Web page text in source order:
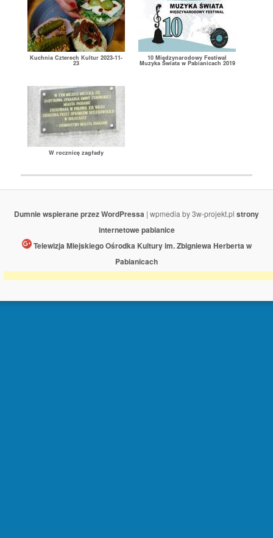
Kuchnia Czterech Kultur 2023-11-
23
10 Międzynarodowy Festiwal
Muzyka Świata w Pabianicach 2019
W rocznicę zagłady
Dumnie wspierane przez WordPressa | wpmedia by 3w-projekt.pl strony
internetowe pabianice
Telewizja Miejskiego Ośrodka Kultury im. Zbigniewa Herberta w
Pabianicach